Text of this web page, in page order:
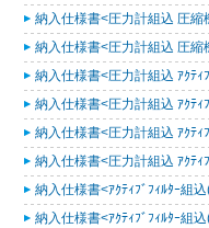
納入仕様書<圧力計組込 圧
納入仕様書<圧力計組込 圧
納入仕様書<圧力計組込 ｱｸﾃ
納入仕様書<圧力計組込 ｱｸﾃ
納入仕様書<圧力計組込 ｱｸﾃ
納入仕様書<圧力計組込 ｱｸﾃ
納入仕様書<ｱｸﾃｨﾌﾞﾌｨﾙﾀｰ組
納入仕様書<ｱｸﾃｨﾌﾞﾌｨﾙﾀｰ組